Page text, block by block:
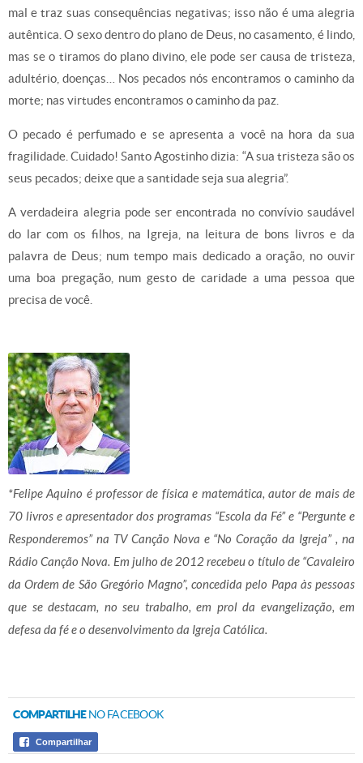
mal e traz suas consequências negativas; isso não é uma alegria
autêntica. O sexo dentro do plano de Deus, no casamento, é lindo,
mas se o tiramos do plano divino, ele pode ser causa de tristeza,
adultério, doenças… Nos pecados nós encontramos o caminho da
morte; nas virtudes encontramos o caminho da paz.
O pecado é perfumado e se apresenta a você na hora da sua
fragilidade. Cuidado! Santo Agostinho dizia: “A sua tristeza são os
seus pecados; deixe que a santidade seja sua alegria”.
A verdadeira alegria pode ser encontrada no convívio saudável
do lar com os filhos, na Igreja, na leitura de bons livros e da
palavra de Deus; num tempo mais dedicado a oração, no ouvir
uma boa pregação, num gesto de caridade a uma pessoa que
precisa de você.
*Felipe Aquino é professor de física e matemática, autor de mais de
70 livros e apresentador dos programas “Escola da Fé” e “Pergunte e
Responderemos” na TV Canção Nova e “No Coração da Igreja” , na
Rádio Canção Nova. Em julho de 2012 recebeu o título de “Cavaleiro
da Ordem de São Gregório Magno”, concedida pelo Papa às pessoas
que se destacam, no seu trabalho, em prol da evangelização, em
defesa da fé e o desenvolvimento da Igreja Católica.
COMPARTILHENO FACEBOOK
Compartilhar